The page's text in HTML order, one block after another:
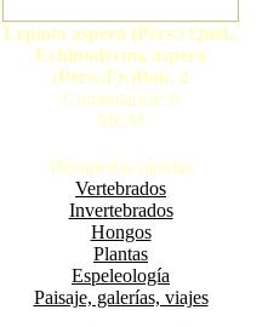
Lepiota aspera (Pers.) Quél.,
Echinoderma aspera
(Pers.;Fr.)Bon. 2
Comentarios: 0
MCM
Búsquedas rápidas
Vertebrados
Invertebrados
Hongos
Plantas
Espeleología
Paisaje, galerías, viajes